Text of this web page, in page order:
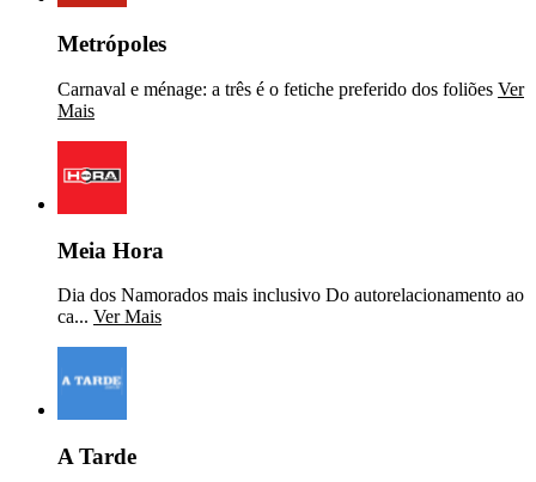
Metrópoles
Carnaval e ménage: a três é o fetiche preferido dos foliões Ver
Mais
Meia Hora
Dia dos Namorados mais inclusivo Do autorelacionamento ao
ca... Ver Mais
A Tarde